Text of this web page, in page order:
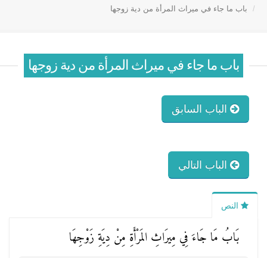
باب ما جاء في ميراث المرأة من دية زوجها
باب ما جاء في ميراث المرأة من دية زوجها
الباب السابق
الباب التالي
النص
بَابُ مَا جَاءَ فِي مِيرَاثِ المَرْأَةِ مِنْ دِيَةِ زَوْجِهَا